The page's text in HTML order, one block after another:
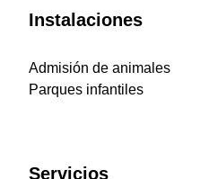
Instalaciones
Admisión de animales
Parques infantiles
Servicios